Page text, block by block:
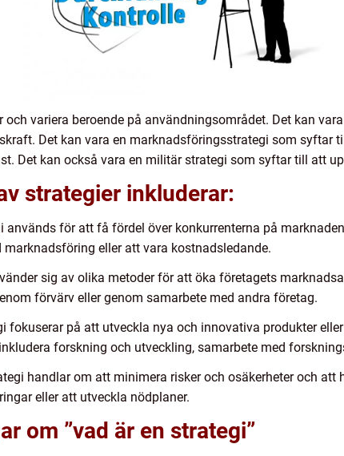
variera beroende på användningsområdet. Det kan
Det kan vara en marknadsföringsstrategi som syftar
Det kan också vara en militär strategi som syftar till att
strategier inkluderar:
används för att få fördel över konkurrenterna på
eller att vara kostnadsledande.
sig av olika metoder för att öka företagets
förvärv eller genom samarbete med andra företag.
fokuserar på att utveckla nya och innovativa produkter
forskning och utveckling, samarbete med
handlar om att minimera risker och osäkerheter och att
eller att utveckla nödplaner.
om ”vad är en strategi”